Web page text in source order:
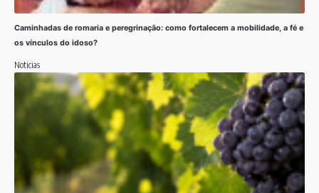
Caminhadas de romaria e peregrinação: como fortalecem a mobilidade, a fé e
os vínculos do idoso?
Noticias